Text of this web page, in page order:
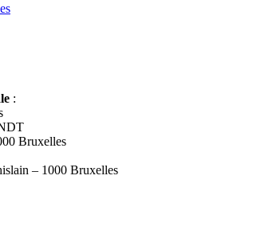
:
Bruxelles
– 1000 Bruxelles